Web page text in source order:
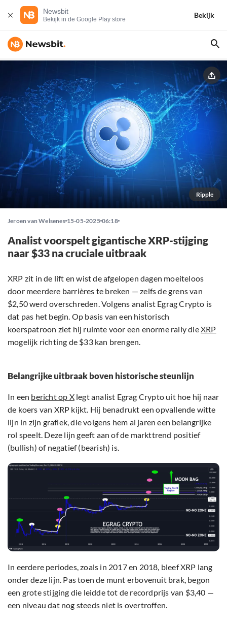
Newsbit
Bekijk in de Google Play store
Bekijk
Ripple
Jeroen van Welsenes 15-05-2025 06:18
Analist voorspelt gigantische XRP-stijging
naar $33 na cruciale uitbraak
XRP zit in de lift en wist de afgelopen dagen moeiteloos
door meerdere barrières te breken — zelfs de grens van
$2,50 werd overschreden. Volgens analist Egrag Crypto is
dat pas het begin. Op basis van een historisch
koerspatroon ziet hij ruimte voor een enorme rally dieXRP
mogelijk richting de $33 kan brengen.
Belangrijke uitbraak boven historische steunlijn
In een bericht op Xlegt analist Egrag Crypto uit hoe hij naar
de koers van XRP kijkt. Hij benadrukt een opvallende witte
lijn in zijn grafiek, die volgens hem al jaren een belangrijke
rol speelt. Deze lijn geeft aan of de markttrend positief
(bullish) of negatief (bearish) is.
In eerdere periodes, zoals in 2017 en 2018, bleef XRP lang
onder deze lijn. Pas toen de munt erbovenuit brak, begon
een grote stijging die leidde tot de recordprijs van $3,40 —
een niveau dat nog steeds niet is overtroffen.